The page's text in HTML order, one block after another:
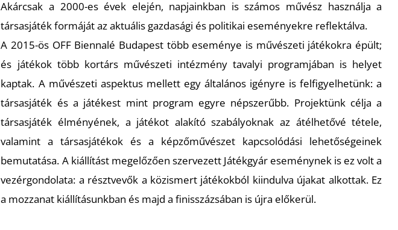
Akárcsak a 2000­-es évek elején, napjainkban is számos művész használja a
társasjáték formáját az aktuális gazdasági és politikai eseményekre reflektálva.
A 2015­-ös OFF Biennalé Budapest több eseménye is művészeti játékokra épült;
és játékok több kortárs művészeti intézmény tavalyi programjában is helyet
kaptak. A művészeti aspektus mellett egy általános igényre is felfigyelhetünk: a
társasjáték és a játékest mint program egyre népszerűbb. Projektünk célja a
társasjáték élményének, a játékot alakító szabályoknak az átélhetővé tétele,
valamint a társasjátékok és a képzőművészet kapcsolódási lehetőségeinek
bemutatása. A kiállítást megelőzően szervezett Játékgyár eseménynek is ez volt a
vezérgondolata: a résztvevők a közismert játékokból kiindulva újakat alkottak. Ez
a mozzanat kiállításunkban és majd a finisszázsában is újra előkerül.